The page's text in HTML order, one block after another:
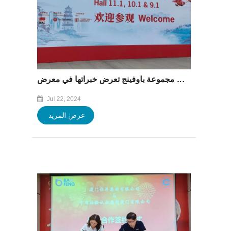
مجموعة باوفينج تعرض خبراتها في معرض &quot;CANNEX FILLEX&quot; من 16 إلى 19 يوليو 2024
Jul 22, 2024
عرض المزيد